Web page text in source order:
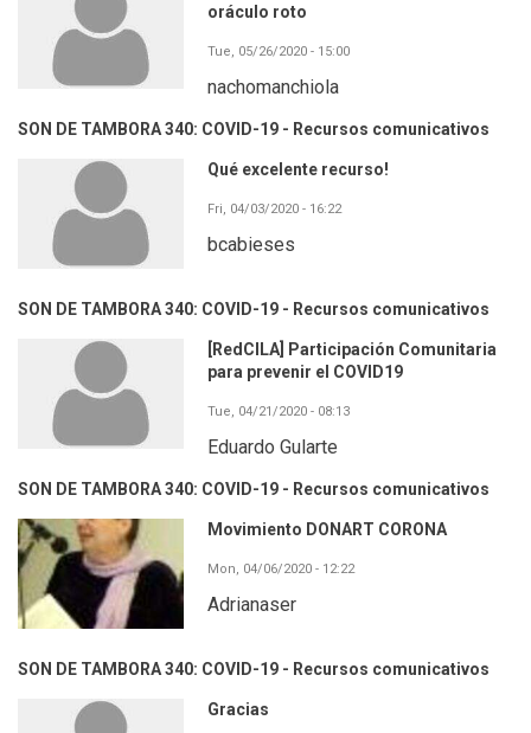
oráculo roto
Tue, 05/26/2020 - 15:00
nachomanchiola
SON DE TAMBORA 340: COVID-19 - Recursos comunicativos
Qué excelente recurso!
Fri, 04/03/2020 - 16:22
bcabieses
SON DE TAMBORA 340: COVID-19 - Recursos comunicativos
[RedCILA] Participación Comunitaria
para prevenir el COVID19
Tue, 04/21/2020 - 08:13
Eduardo Gularte
SON DE TAMBORA 340: COVID-19 - Recursos comunicativos
Movimiento DONART CORONA
Mon, 04/06/2020 - 12:22
Adrianaser
SON DE TAMBORA 340: COVID-19 - Recursos comunicativos
Gracias